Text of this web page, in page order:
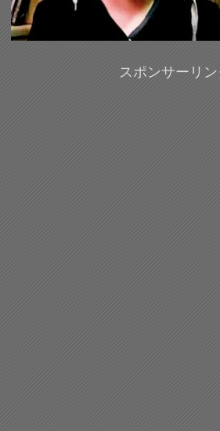
スポンサーリン